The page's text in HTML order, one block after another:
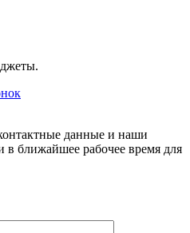
данные и наши
в ближайшее рабочее время для